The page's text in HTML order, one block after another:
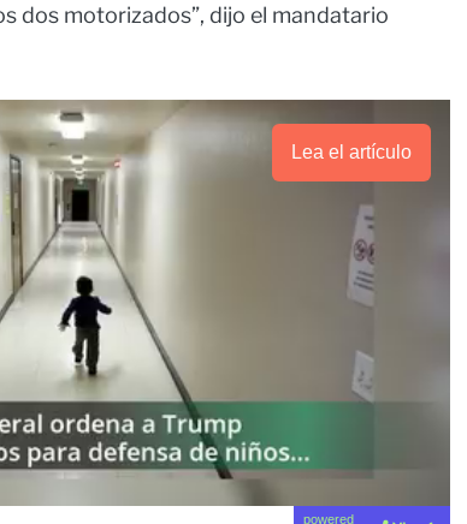
dos motorizados”, dijo el mandatario
Lea el artículo
powered